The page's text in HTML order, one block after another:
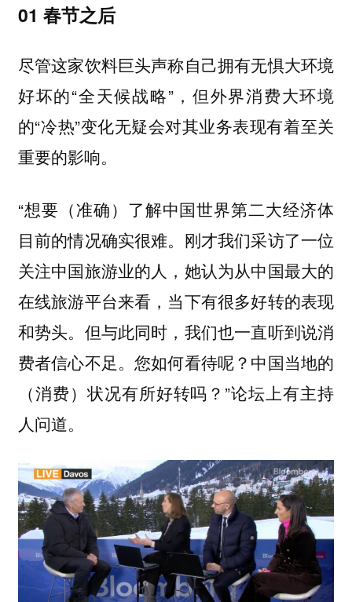
01 春节之后
尽管这家饮料巨头声称自己拥有无惧大环境
好坏的“全天候战略”，但外界消费大环境
的“冷热”变化无疑会对其业务表现有着至关
重要的影响。
“想要（准确）了解中国世界第二大经济体
目前的情况确实很难。刚才我们采访了一位
关注中国旅游业的人，她认为从中国最大的
在线旅游平台来看，当下有很多好转的表现
和势头。但与此同时，我们也一直听到说消
费者信心不足。您如何看待呢？中国当地的
（消费）状况有所好转吗？”论坛上有主持
人问道。